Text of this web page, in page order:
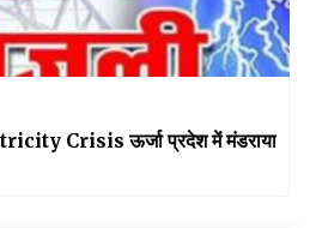
Crisis ऊर्जा प्रदेश में मंडराया